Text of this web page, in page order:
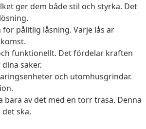
ger dem både stil och styrka. Det
pålitlig låsning. Varje lås är
funktionellt. Det fördelar kraften
saker.
och utomhusgrindar.
av det med en torr trasa. Denna
ska.